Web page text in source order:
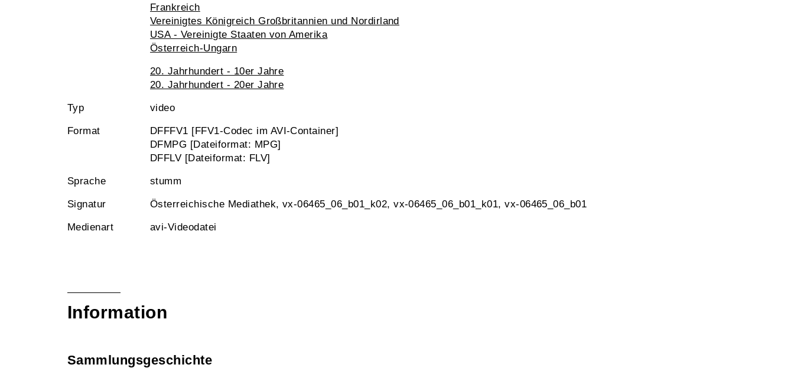
Frankreich
Vereinigtes Königreich Großbritannien und Nordirland
USA - Vereinigte Staaten von Amerika
Österreich-Ungarn
20. Jahrhundert - 10er Jahre
20. Jahrhundert - 20er Jahre
Typ video
Format
DFFFV1 [FFV1-Codec im AVI-Container]
DFMPG [Dateiformat: MPG]
DFFLV [Dateiformat: FLV]
Sprache stumm
Signatur Österreichische Mediathek, vx-06465_06_b01_k02, vx-06465_06_b01_k01, vx-06465_06_b01
Medienart avi-Videodatei
Information
Sammlungsgeschichte